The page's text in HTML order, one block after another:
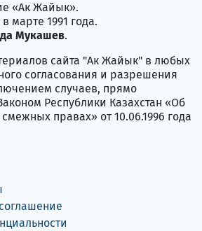
«Ак Жайык».
марте 1991 года.
Мукашев.
сайта "Ак Жайык" в любых
согласования и разрешения
случаев, прямо
Республики Казахстан «Об
правах» от 10.06.1996 года